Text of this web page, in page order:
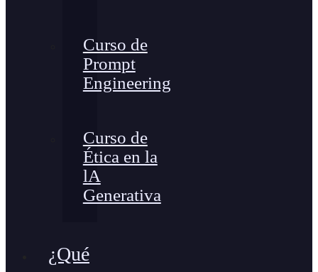
Curso de
Prompt
Engineering
Curso de
Ética en la
lA
Generativa
¿Qué